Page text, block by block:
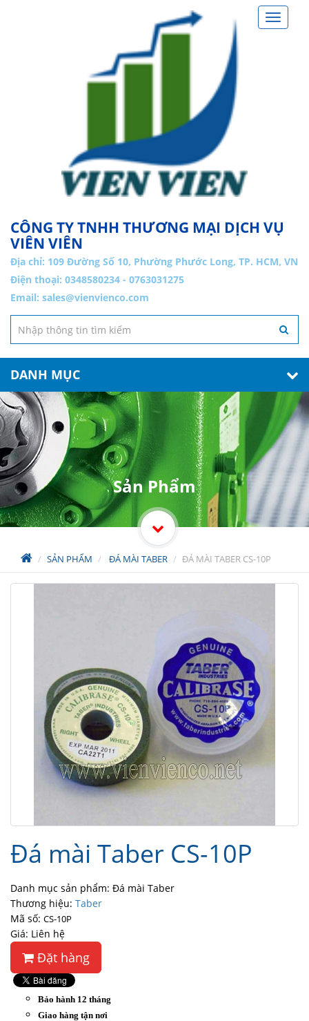
Toggle
CÔNG TY TNHH THƯƠNG MẠI DỊCH VỤ
VIÊN VIÊN
Địa chỉ: 109 Đường Số 10, Phường Phước Long, TP. HCM, VN
Điện thoại: 0348580234 - 0763031275
Email: sales@vienvienco.com
DANH MỤC
SẢN PHẨM ĐÁ MÀI TABER ĐÁ MÀI TABER CS-10P
Sản Phẩm
Đá mài Taber CS-10P
Danh mục sản phẩm: Đá mài Taber
Thương hiệu: Taber
Mã số: CS-10P
Giá: Liên hệ
Đặt hàng
Bảo hành 12 tháng
Giao hàng tận nơi